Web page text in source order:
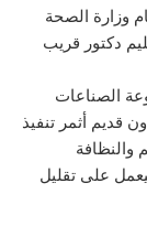
وزارة الصحة
دكتور قريب
الصناعات
قديم أثمر تنفيذ
والنظافة
على تقليل